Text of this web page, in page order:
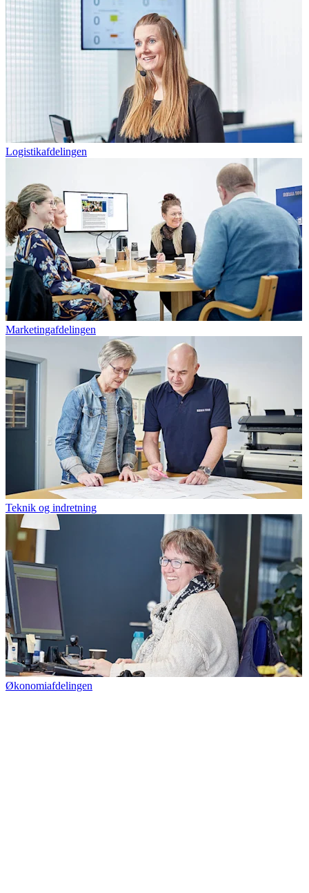
Logistikafdelingen
Marketingafdelingen
Teknik og indretning
Økonomiafdelingen